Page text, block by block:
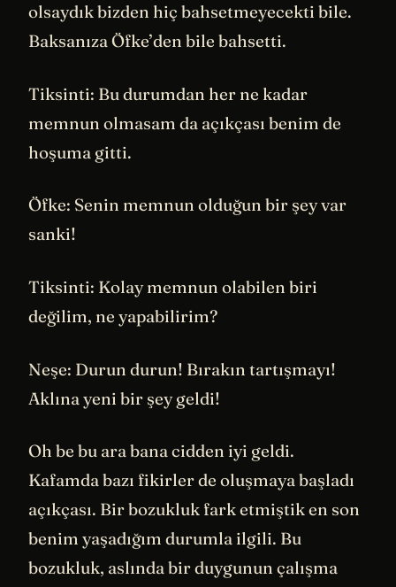
olsaydık bizden hiç bahsetmeyecekti bile.
Baksanıza Öfke’den bile bahsetti.
Tiksinti: Bu durumdan her ne kadar
memnun olmasam da açıkçası benim de
hoşuma gitti.
Öfke: Senin memnun olduğun bir şey var
sanki!
Tiksinti: Kolay memnun olabilen biri
değilim, ne yapabilirim?
Neşe: Durun durun! Bırakın tartışmayı!
Aklına yeni bir şey geldi!
Oh be bu ara bana cidden iyi geldi.
Kafamda bazı fikirler de oluşmaya başladı
açıkçası. Bir bozukluk fark etmiştik en son
benim yaşadığım durumla ilgili. Bu
bozukluk, aslında bir duygunun çalışma